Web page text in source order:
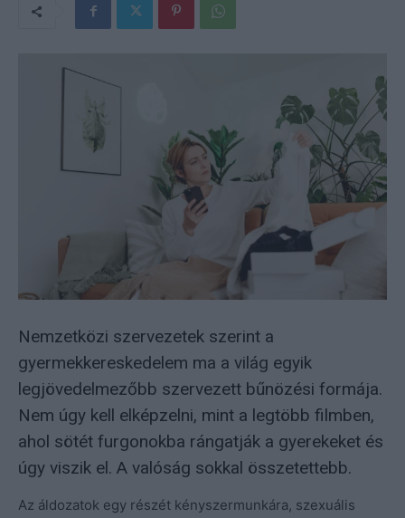
Nemzetközi szervezetek szerint a
gyermekkereskedelem ma a világ egyik
legjövedelmezőbb szervezett bűnözési formája.
Nem úgy kell elképzelni, mint a legtöbb filmben,
ahol sötét furgonokba rángatják a gyerekeket és
úgy viszik el. A valóság sokkal összetettebb.
Az áldozatok egy részét kényszermunkára, szexuális